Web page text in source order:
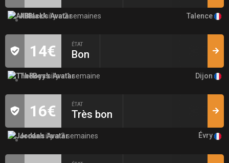
AllBlackil y a 2 semaines Talence
14€ ÉTAT
Bon
TheBoysil y a 1 semaine Dijon
16€ ÉTAT
Très bon
Jordanil y a 3 semaines Évry